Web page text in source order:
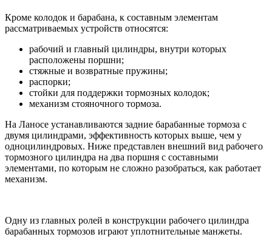
Кроме колодок и барабана, к составным элементам
рассматриваемых устройств относятся:
рабочий и главный цилиндры, внутри которых
расположены поршни;
стяжные и возвратные пружины;
распорки;
стойки для поддержки тормозных колодок;
механизм стояночного тормоза.
На Ланосе устанавливаются задние барабанные тормоза с
двумя цилиндрами, эффективность которых выше, чем у
одноцилиндровых. Ниже представлен внешний вид рабочего
тормозного цилиндра на два поршня с составными
элементами, по которым не сложно разобраться, как работает
механизм.
Одну из главных ролей в конструкции рабочего цилиндра
барабанных тормозов играют уплотнительные манжеты.